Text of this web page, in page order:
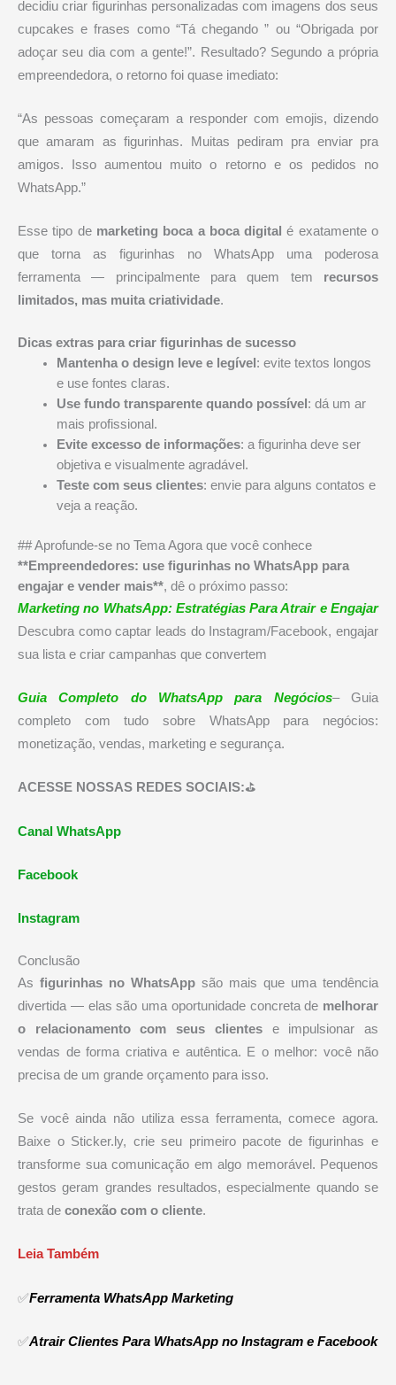
decidiu criar figurinhas personalizadas com imagens dos seus
cupcakes e frases como “Tá chegando ” ou “Obrigada por
adoçar seu dia com a gente!”. Resultado? Segundo a própria
empreendedora, o retorno foi quase imediato:
“As pessoas começaram a responder com emojis, dizendo
que amaram as figurinhas. Muitas pediram pra enviar pra
amigos. Isso aumentou muito o retorno e os pedidos no
WhatsApp.”
Esse tipo de marketing boca a boca digital é exatamente o
que torna as figurinhas no WhatsApp uma poderosa
ferramenta — principalmente para quem tem recursos
limitados, mas muita criatividade.
Dicas extras para criar figurinhas de sucesso
Mantenha o design leve e legível : evite textos longos
e use fontes claras.
Use fundo transparente quando possível : dá um ar
mais profissional.
Evite excesso de informações: a figurinha deve ser
objetiva e visualmente agradável.
Teste com seus clientes: envie para alguns contatos e
veja a reação.
## Aprofunde-se no Tema Agora que você conhece
**Empreendedores: use figurinhas no WhatsApp para
engajar e vender mais**, dê o próximo passo:
Marketing no WhatsApp: Estratégias Para Atrair e Engajar
Descubra como captar leads do Instagram/Facebook, engajar
sua lista e criar campanhas que convertem
Guia Completo do WhatsApp para Negócios– Guia
completo com tudo sobre WhatsApp para negócios:
monetização, vendas, marketing e segurança.
ACESSE NOSSAS REDES SOCIAIS:⛳
Canal WhatsApp
Facebook
Instagram
Conclusão
As figurinhas no WhatsApp são mais que uma tendência
divertida — elas são uma oportunidade concreta de melhorar
o relacionamento com seus clientese impulsionar as
vendas de forma criativa e autêntica. E o melhor: você não
precisa de um grande orçamento para isso.
Se você ainda não utiliza essa ferramenta, comece agora.
Baixe o Sticker.ly, crie seu primeiro pacote de figurinhas e
transforme sua comunicação em algo memorável. Pequenos
gestos geram grandes resultados, especialmente quando se
trata de conexão com o cliente.
Leia Também
✅Ferramenta WhatsApp Marketing
✅Atrair Clientes Para WhatsApp no Instagram e Facebook